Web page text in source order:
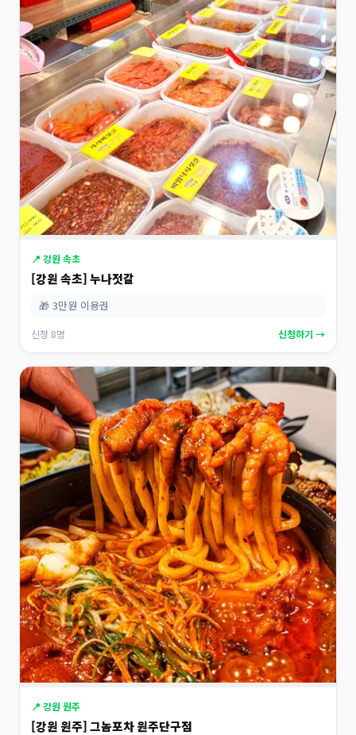
📍 강원 속초
[강원 속초] 누나젓갈
🎁 3만원 이용권
신청 8명 신청하기 →
📍 강원 원주
[강원 원주] 그놈포차 원주단구점